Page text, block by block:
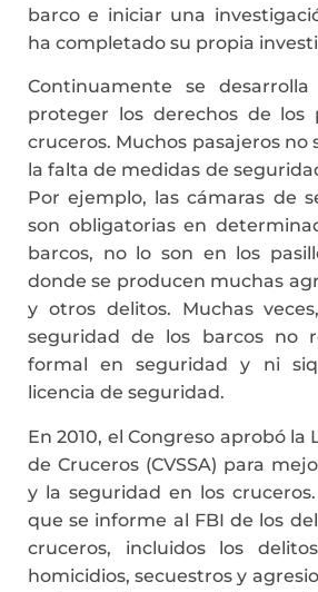
barco e iniciar una
ha completado su propia
Continuamente se desarrolla
proteger los derechos de los
cruceros. Muchos pasajeros no
la falta de medidas de
Por ejemplo, las cámaras de
son obligatorias en
barcos, no lo son en los
donde se producen muchas
y otros delitos. Muchas
seguridad de los barcos no
formal en seguridad y ni
licencia de seguridad.
En 2010, el Congreso aprobó la
de Cruceros (CVSSA) para
y la seguridad en los cruceros.
que se informe al FBI de los
cruceros, incluidos los
homicidios, secuestros y